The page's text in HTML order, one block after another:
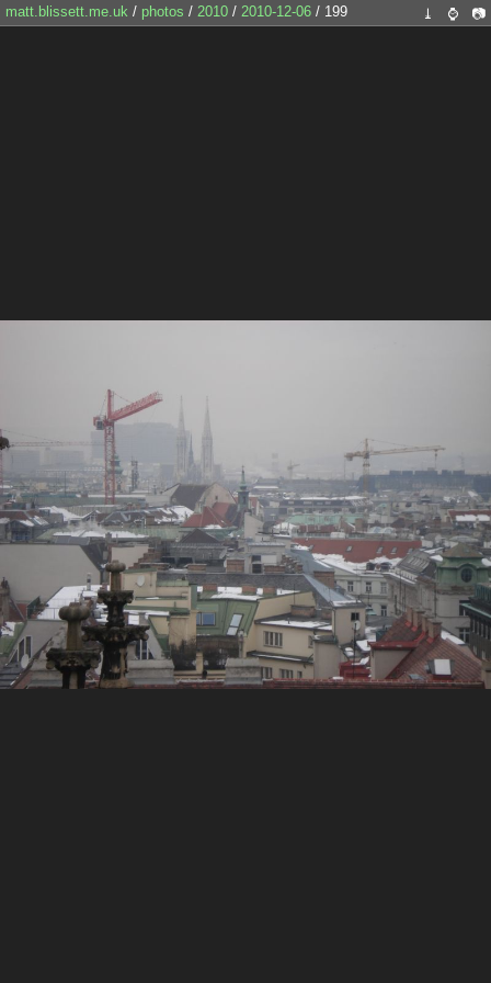
matt.blissett.me.uk / photos / 2010 / 2010-12-06 / 199 ⤓ ⌚ 📷